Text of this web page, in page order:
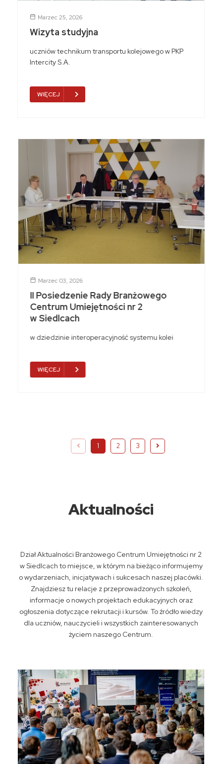
Marzec 25, 2026
Wizyta studyjna
uczniów technikum transportu kolejowego w PKP
Intercity S.A.
WIĘCEJ
Marzec 03, 2026
II Posiedzenie Rady Branżowego
Centrum Umiejętności nr 2
w Siedlcach
w dziedzinie interoperacyjność systemu kolei
WIĘCEJ
1 2 3
Aktualności
Dział Aktualności Branżowego Centrum Umiejętności nr 2
w Siedlcach to miejsce, w którym na bieżąco informujemy
o wydarzeniach, inicjatywach i sukcesach naszej placówki.
Znajdziesz tu relacje z przeprowadzonych szkoleń,
informacje o nowych projektach edukacyjnych oraz
ogłoszenia dotyczące rekrutacji i kursów. To źródło wiedzy
dla uczniów, nauczycieli i wszystkich zainteresowanych
życiem naszego Centrum.